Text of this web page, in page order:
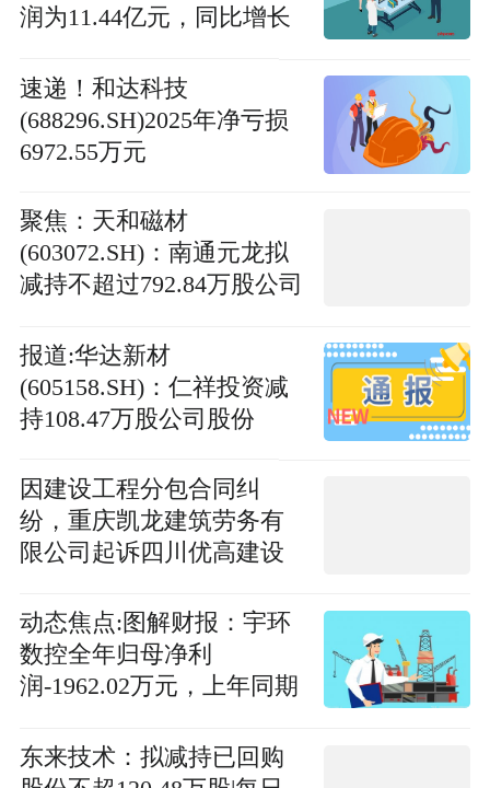
润为11.44亿元，同比增长
速递！和达科技
(688296.SH)2025年净亏损
6972.55万元
聚焦：天和磁材
(603072.SH)：南通元龙拟
减持不超过792.84万股公司
报道:华达新材
(605158.SH)：仁祥投资减
持108.47万股公司股份
因建设工程分包合同纠
纷，重庆凯龙建筑劳务有
限公司起诉四川优高建设
动态焦点:图解财报：宇环
数控全年归母净利
润-1962.02万元，上年同期
东来技术：拟减持已回购